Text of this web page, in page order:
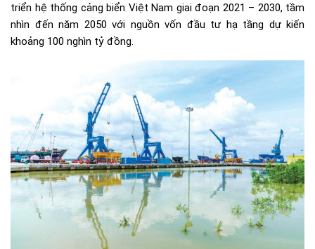
triển hệ thống cảng biển Việt Nam giai đoạn 2021 – 2030, tầm
nhìn đến năm 2050 với nguồn vốn đầu tư hạ tầng dự kiến
khoảng 100 nghìn tỷ đồng.